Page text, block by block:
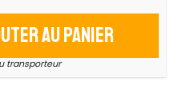
au panier
transporteur